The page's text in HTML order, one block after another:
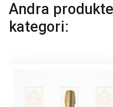
Andra
kategori: